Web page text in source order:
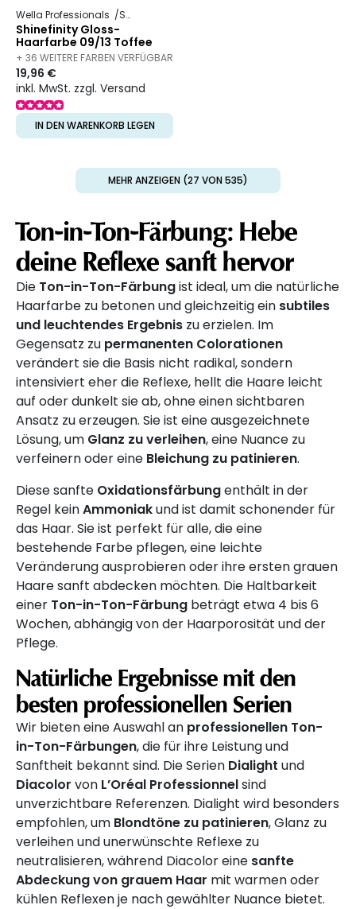
Wella Professionals Shinefinity
Shinefinity Gloss-
Haarfarbe 09/13 Toffee
Milk
+ 36 WEITERE FARBEN VERFÜGBAR
19,96 €
inkl. MwSt. zzgl. Versand
IN DEN WARENKORB LEGEN
MEHR ANZEIGEN (27 VON 535)
Ton-in-Ton-Färbung: Hebe
deine Reflexe sanft hervor
Die Ton-in-Ton-Färbungist ideal, um die natürliche
Haarfarbe zu betonen und gleichzeitig ein subtiles
und leuchtendes Ergebnis zu erzielen. Im
Gegensatz zu permanenten Colorationen
verändert sie die Basis nicht radikal, sondern
intensiviert eher die Reflexe, hellt die Haare leicht
auf oder dunkelt sie ab, ohne einen sichtbaren
Ansatz zu erzeugen. Sie ist eine ausgezeichnete
Lösung, um Glanz zu verleihen, eine Nuance zu
verfeinern oder eine Bleichung zu patinieren.
Diese sanfte Oxidationsfärbungenthält in der
Regel keinAmmoniakund ist damit schonender für
das Haar. Sie ist perfekt für alle, die eine
bestehende Farbe pflegen, eine leichte
Veränderung ausprobieren oder ihre ersten grauen
Haare sanft abdecken möchten. Die Haltbarkeit
einer Ton-in-Ton-Färbung beträgt etwa 4 bis 6
Wochen, abhängig von der Haarporosität und der
Pflege.
Natürliche Ergebnisse mit den
besten professionellen Serien
Wir bieten eine Auswahl an professionellen Ton-
in-Ton-Färbungen, die für ihre Leistung und
Sanftheit bekannt sind. Die Serien Dialight und
Diacolor von L’Oréal Professionnelsind
unverzichtbare Referenzen. Dialight wird besonders
empfohlen, um Blondtöne zu patinieren, Glanz zu
verleihen und unerwünschte Reflexe zu
neutralisieren, während Diacolor eine sanfte
Abdeckung von grauem Haar mit warmen oder
kühlen Reflexen je nach gewählter Nuance bietet.